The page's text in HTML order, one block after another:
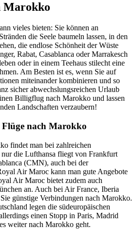
Marokko
vieles bieten: Sie können an
die Seele baumeln lassen, in den
die endlose Schönheit der Wüste
Rabat, Casablanca oder Marrakesch
oder in einem Teehaus stilecht eine
Am Besten ist es, wenn Sie auf
miteinander kombinieren und so
sicher abwechslungsreichen Urlaub
Billigflug nach Marokko und lassen
Landschaften verzaubern!
Flüge nach Marokko
findet man bei zahlreichen
die Lufthansa fliegt von Frankfurt
(CMN), auch bei der
Air Maroc kann man gute Angebote
Air Maroc bietet zudem auch
an. Auch bei Air France, Iberia
günstige Verbindungen nach Marokko.
legen die südeuropäischen
einen Stopp in Paris, Madrid
weiter nach Marokko geht.